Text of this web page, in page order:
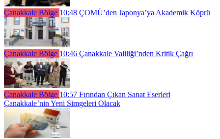
Çanakkale Bölge 10:48 ÇOMÜ’den Japonya’ya Akademik Köprü
Çanakkale Bölge 10:46 Çanakkale Valiliği’nden Kritik Çağrı
Çanakkale Bölge 10:57 Fırından Çıkan Sanat Eserleri
Çanakkale’nin Yeni Simgeleri Olacak